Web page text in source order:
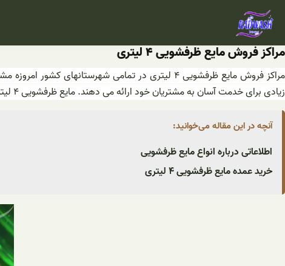
رفتن
مراکز فروش مایع ظرفشویی ۴ لیتری
مراکز فروش مایع ظرفشویی ۴ لیتری در تمامی
زیادی برای خدمت آسان به مشتریان خود ارائه می دهند. مایع ظرفشویی ۴ لیتری این مجموعه از کیفیت پاک کنندگی فوق العاده خوبی برخوردار می باشد و قدرت چربی زدایی بالایی دارد.
آنچه در این مقاله می‌خوانید:
اطلاعاتی درباره انواع مایع ظرفشویی
خرید عمده مایع ظرفشویی ۴ لیتری